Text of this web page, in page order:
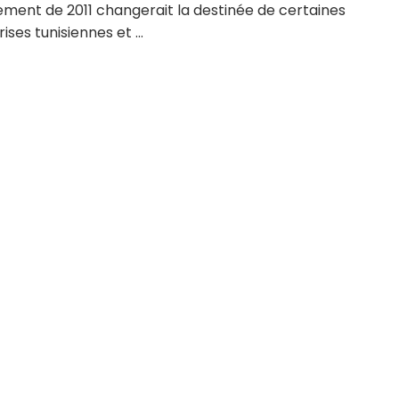
de 2011 changerait la destinée de certaines
tunisiennes et ...